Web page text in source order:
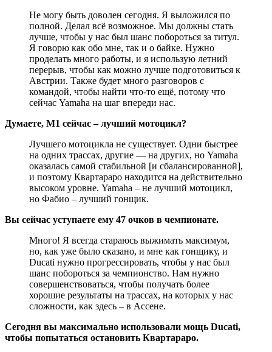
Не могу быть доволен сегодня. Я выложился по
полной. Делал всё возможное. Мы должны стать
лучше, чтобы у нас был шанс побороться за титул.
Я говорю как обо мне, так и о байке. Нужно
проделать много работы, и я использую летний
перерыв, чтобы как можно лучше подготовиться к
Австрии. Также будет много разговоров с
командой, чтобы найти что-то ещё, потому что
сейчас Yamaha на шаг впереди нас.
Думаете, M1 сейчас – лучший мотоцикл?
Лучшего мотоцикла не существует. Одни быстрее
на одних трассах, другие — на других, но Yamaha
оказалась самой стабильной [и сбалансированной],
и поэтому Квартараро находится на действительно
высоком уровне. Yamaha – не лучший мотоцикл,
но Фабио – лучший гонщик.
Вы сейчас уступаете ему 47 очков в чемпионате.
Много! Я всегда стараюсь выжимать максимум,
но, как уже было сказано, и мне как гонщику, и
Ducati нужно прогрессировать, чтобы у нас был
шанс побороться за чемпионство. Нам нужно
совершенствоваться, чтобы получать более
хорошие результаты на трассах, на которых у нас
сложности, как здесь – в Ассене.
Сегодня вы максимально использовали мощь Ducati,
чтобы попытаться остановить Квартараро.